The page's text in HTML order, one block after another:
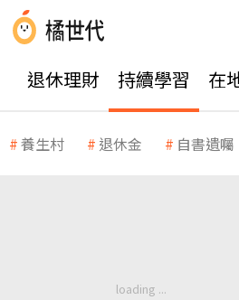
退休理財 持續學習 在
養生村 退休金 自書遺囑